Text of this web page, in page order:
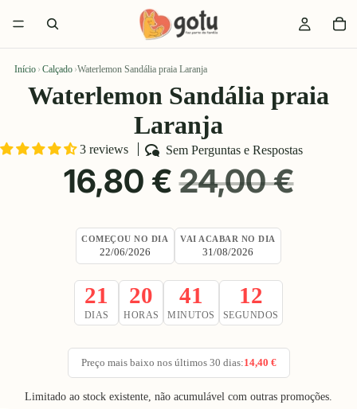
Início › Calçado ›Waterlemon Sandália praia Laranja
Waterlemon Sandália praia
Laranja
3 reviews Sem Perguntas e Respostas
PREÇO
PROMOCIONAL
16,80 €PREÇO
NORMAL
24,00 €
COMEÇOU NO DIA
22/06/2026
VAI ACABAR NO DIA
31/08/2026
21
DIAS
20
HORAS
41
MINUTOS
12
SEGUNDOS
Preço mais baixo nos últimos 30 dias:14,40 €
Limitado ao stock existente, não acumulável com outras promoções.